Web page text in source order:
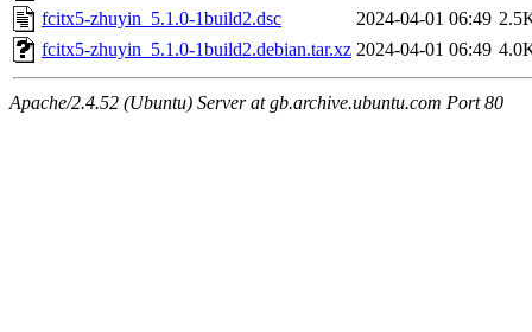
fcitx5-zhuyin_5.1.0-1build2.dsc
2024-04-01 06:49
fcitx5-zhuyin_5.1.0-1build2.debian.tar.xz 2024-04-01 06:49
Apache/2.4.52 (Ubuntu) Server at gb.archive.ubuntu.com Port 80